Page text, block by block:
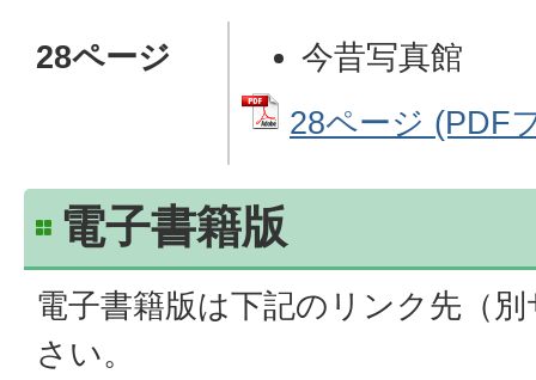
28ページ
今昔写真館
28ページ (PDF
電子書籍版
電子書籍版は下記のリンク先（
さい。